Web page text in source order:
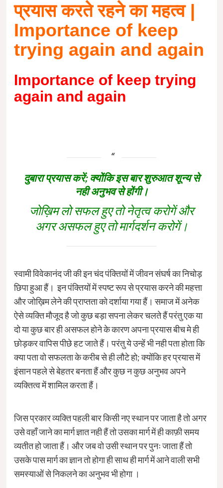
प्रयास करते रहने का महत्व |
Importance of keep
trying again and again
Importance of keep trying
again and again
दुबारा प्रयास करें; क्योंकि इस बार शुरुआत शून्य से
नही अनुभव से होंगी।
जोख़िम लो सफल हुए तो नेतृत्व करोगें और
अगर असफल हुए तो मार्गदर्शन करोगें।
स्वामी विवेकानंद जी की इन चंद पंक्तियों में जीवन संघर्ष का निचोड़
छिपा हुआ हैं। इन पंक्तियों में स्पष्ट रूप से प्रयास करने की महत्ता
और जोख़िम लेने की प्राप्तता को दर्शाया गया हैं। समाज में अनेक
ऐसे व्यक्ति मौजूद है जो कुछ बड़ा सपना लेकर चलते हैं परंतु एक या
दो या कुछ बार ही असफल होने के कारण अपना प्रयास बीच मे ही
छोड़कर वापिस पीछे हट जाते हैं। परंतु ये उन्हें भी नही पता होता कि
क्या पता वो सफलता के करीब से ही लौटे हो; क्योंकि हर प्रयास में
इंसान पहले से बेहतर बनता हैं और कुछ न कुछ अनुभव अपने
व्यक्तित्व में शामिल करता हैं।
जिस प्रकार व्यक्ति पहली बार किसी नए स्थान पर जाता है तो अगर
उसे वहाँ जाने का मार्ग ज्ञात नही हैं तो उसका मार्ग में ही काफ़ी समय
व्यतीत हो जाता हैं। और जब वो उसी स्थान पर पुनः जाता हैं तो
उसके पास मार्ग का ज्ञान तो होगा ही साथ ही मार्ग में आने वाली सभी
समस्याओं से निकलने का अनुभव भी होगा ।